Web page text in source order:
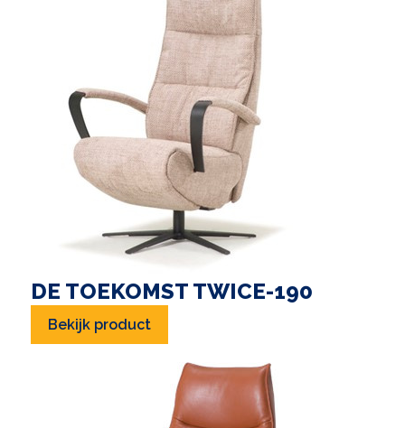
DE TOEKOMST TWICE-190
Bekijk product